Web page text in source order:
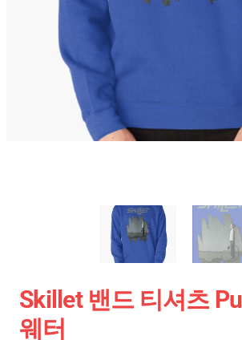
Skillet 밴드 티셔츠
웨터